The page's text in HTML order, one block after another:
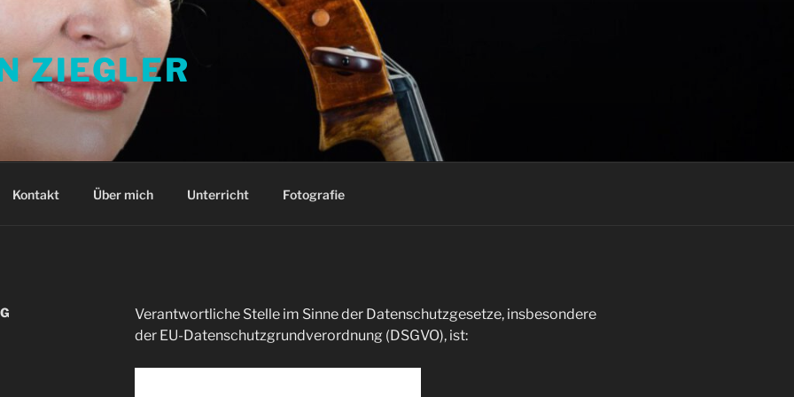
ZIEGLER
Kontakt Über mich Unterricht Fotografie
Verantwortliche Stelle im Sinne der Datenschutzgesetze, insbesondere
der EU-Datenschutzgrundverordnung (DSGVO), ist: